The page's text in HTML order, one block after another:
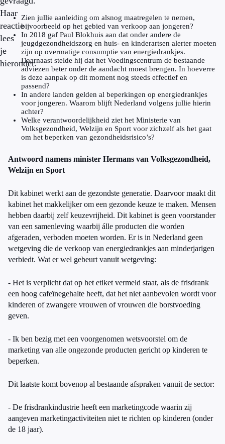
Haar
reactie
lees
je
hieronder.
Zien jullie aanleiding om alsnog maatregelen te nemen,
bijvoorbeeld op het gebied van verkoop aan jongeren?
In 2018 gaf Paul Blokhuis aan dat onder andere de
jeugdgezondheidszorg en huis- en kinderartsen alerter moeten
zijn op overmatige consumptie van energiedrankjes.
Daarnaast stelde hij dat het Voedingscentrum de bestaande
adviezen beter onder de aandacht moest brengen. In hoeverre
is deze aanpak op dit moment nog steeds effectief en
passend?
In andere landen gelden al beperkingen op energiedrankjes
voor jongeren. Waarom blijft Nederland volgens jullie hierin
achter?
Welke verantwoordelijkheid ziet het Ministerie van
Volksgezondheid, Welzijn en Sport voor zichzelf als het gaat
om het beperken van gezondheidsrisico’s?
Antwoord namens minister Hermans van Volksgezondheid,
Welzijn en Sport
Dit kabinet werkt aan de gezondste generatie. Daarvoor maakt dit
kabinet het makkelijker om een gezonde keuze te maken. Mensen
hebben daarbij zelf keuzevrijheid. Dit kabinet is geen voorstander
van een samenleving waarbij álle producten die worden
afgeraden, verboden moeten worden. Er is in Nederland geen
wetgeving die de verkoop van energiedrankjes aan minderjarigen
verbiedt. Wat er wel gebeurt vanuit wetgeving:
- Het is verplicht dat op het etiket vermeld staat, als de frisdrank
een hoog cafeïnegehalte heeft, dat het niet aanbevolen wordt voor
kinderen of zwangere vrouwen of vrouwen die borstvoeding
geven.
- Ik ben bezig met een voorgenomen wetsvoorstel om de
marketing van alle ongezonde producten gericht op kinderen te
beperken.
Dit laatste komt bovenop al bestaande afspraken vanuit de sector:
- De frisdrankindustrie heeft een marketingcode waarin zij
aangeven marketingactiviteiten niet te richten op kinderen (onder
de 18 jaar).